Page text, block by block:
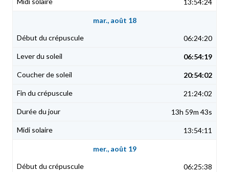
13:54:24
mar., août 18
06:24:20
06:54:19
20:54:02
21:24:02
13h 59m 43s
13:54:11
mer., août 19
06:25:38